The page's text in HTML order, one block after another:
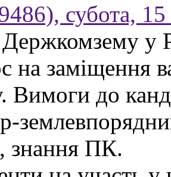
субота, 15
Держкомзему у
на заміщення
Вимоги до
знання ПК.